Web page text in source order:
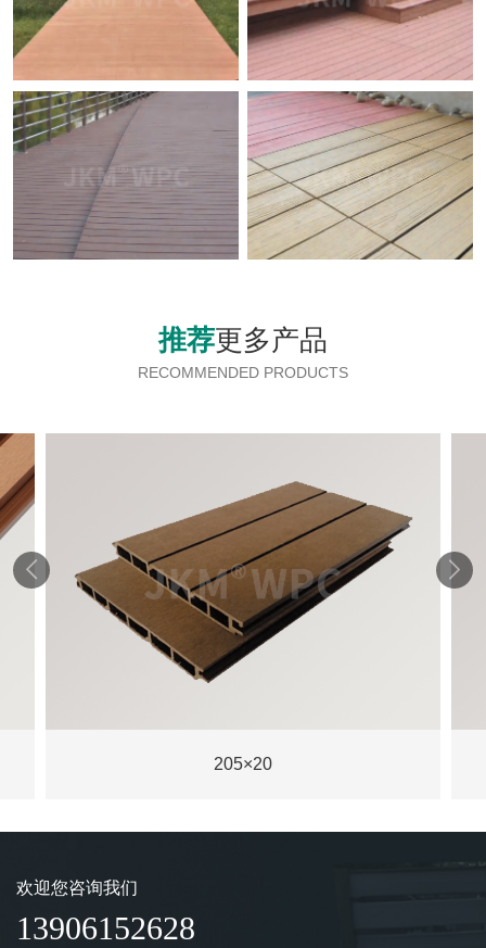
推荐更多产品
RECOMMENDED PRODUCTS
205×20
 
欢迎您咨询我们
13906152628